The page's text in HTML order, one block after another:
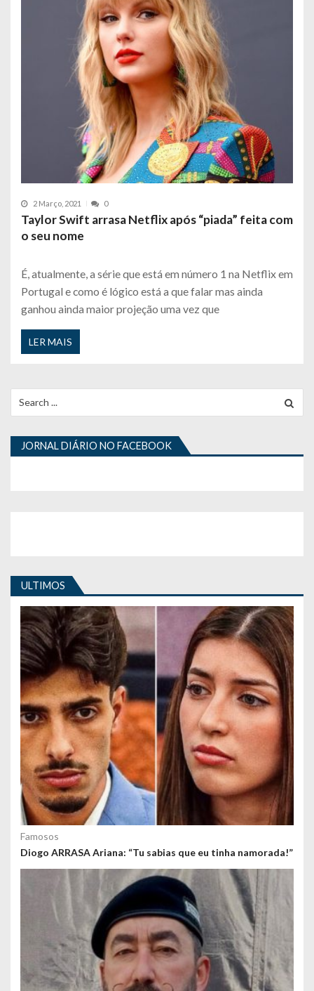
2 Março, 2021 0
Taylor Swift arrasa Netflix após “piada” feita com
o seu nome
É, atualmente, a série que está em número 1 na Netflix em
Portugal e como é lógico está a que falar mas ainda
ganhou ainda maior projeção uma vez que
LER MAIS
for:
JORNAL DIÁRIO NO FACEBOOK
ULTIMOS
Famosos
Diogo ARRASA Ariana: “Tu sabias que eu tinha namorada!”